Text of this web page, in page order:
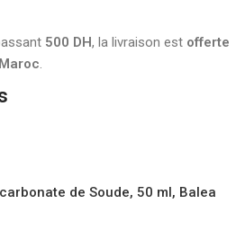
500 DH, la livraison est offerte
.
de Soude, 50 ml, Balea